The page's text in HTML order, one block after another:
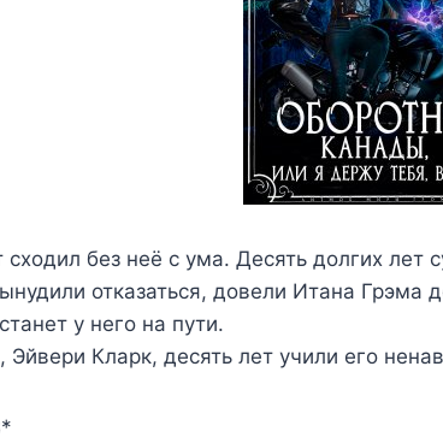
сходил без неё с ума. Десять долгих лет
отказаться, довели Итана Грэма
у него на пути.
Эйвери Кларк, десять лет учили его